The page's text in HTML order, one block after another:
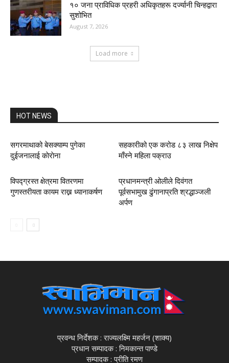
१० जना प्राविधिक प्रहरी अधिकृतहरू दर्ज्यानी चिन्हद्वारा
सुशोभित
August 7, 2026
Load more
HOT NEWS
सगरमाथाको बेसक्याम्प पुगेका
दुईजनालाई काेराेना
सहकारीको एक करोड ८३ लाख निक्षेप
माँस्ने महिला पक्राउ
विपद्ग्रस्त क्षेत्रमा वितरणमा
गुणस्तरीयता कायम राख्न ध्यानाकर्षण
प्रधानमन्त्री ओलीले दिवंगत
पूर्वसभामुख ढुंगानाप्रति श्रद्धाञ्जली
अर्पण
प्रवन्ध निर्देशक : राज्यलक्ष्मि महर्जन (शाक्य)
प्रधान सम्पादक : निमकान्त पाण्डे
सम्पादक : प्रीति रमण